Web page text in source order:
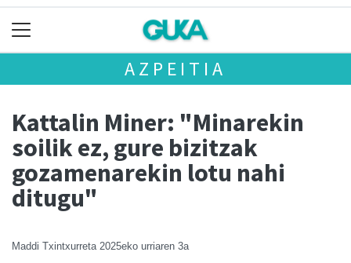
AZPEITIA
Kattalin Miner: "Minarekin
soilik ez, gure bizitzak
gozamenarekin lotu nahi
ditugu"
Maddi Txintxurreta 2025eko urriaren 3a